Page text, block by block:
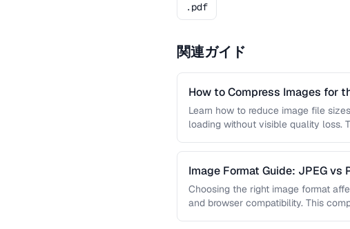
.pdf
関連ガイド
How to Compress Images for
Learn how to reduce image file
loading without visible quality loss.
Image Format Guide: JPEG vs
AVIF
Choosing the right image format
and browser compatibility. This